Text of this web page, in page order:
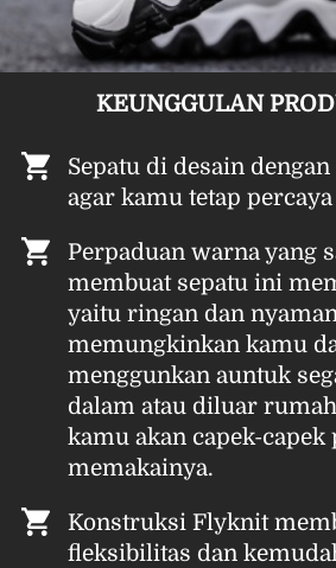
KEUNGGULAN
Sepatu di desain
agar kamu tetap
Perpaduan warna yang
membuat sepatu ini
yaitu ringan dan
memungkinkan kamu
menggunkan auntuk
dalam atau diluar
kamu akan capek-capek
memakainya.
Konstruksi Flyknit
fleksibilitas dan